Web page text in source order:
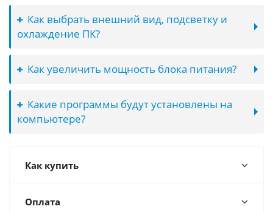
Как выбрать внешний вид, подсветку и
охлаждение ПК?
Как увеличить мощность блока питания?
Какие программы будут установлены на
компьютере?
Как купить
Оплата